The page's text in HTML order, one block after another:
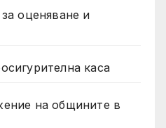
оценяване и
каса
на общините в